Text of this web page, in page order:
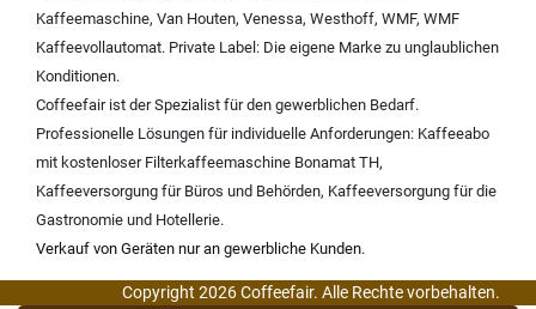
Kaffeemaschine, Van Houten, Venessa, Westhoff, WMF, WMF
Kaffeevollautomat. Private Label: Die eigene Marke zu unglaublichen
Konditionen.
Coffeefair ist der Spezialist für den gewerblichen Bedarf.
Professionelle Lösungen für individuelle Anforderungen: Kaffeeabo
mit kostenloser Filterkaffeemaschine Bonamat TH,
Kaffeeversorgung für Büros und Behörden, Kaffeeversorgung für die
Gastronomie und Hotellerie.
Verkauf von Geräten nur an gewerbliche Kunden.
Copyright 2026 Coffeefair. Alle Rechte vorbehalten.